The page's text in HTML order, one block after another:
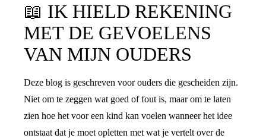
📖 IK HIELD REKENING
MET DE GEVOELENS
VAN MIJN OUDERS
Deze blog is geschreven voor ouders die gescheiden zijn.
Niet om te zeggen wat goed of fout is, maar om te laten
zien hoe het voor een kind kan voelen wanneer het idee
ontstaat dat je moet opletten met wat je vertelt over de